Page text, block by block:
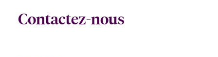
Contactez-nous